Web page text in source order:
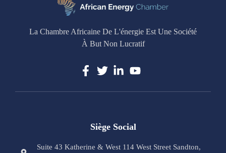
La Chambre Africaine De L'énergie Est Une Société
À But Non Lucratif
Siège Social
Suite 43 Katherine & West 114 West Street Sandton,